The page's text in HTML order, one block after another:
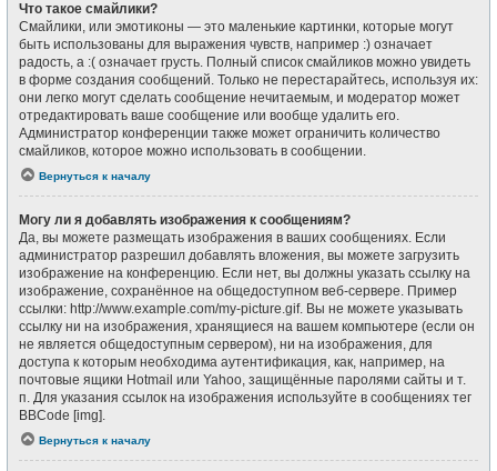
Что такое смайлики?
Смайлики, или эмотиконы — это маленькие картинки, которые могут
быть использованы для выражения чувств, например :) означает
радость, а :( означает грусть. Полный список смайликов можно увидеть
в форме создания сообщений. Только не перестарайтесь, используя их:
они легко могут сделать сообщение нечитаемым, и модератор может
отредактировать ваше сообщение или вообще удалить его.
Администратор конференции также может ограничить количество
смайликов, которое можно использовать в сообщении.
Вернуться к началу
Могу ли я добавлять изображения к сообщениям?
Да, вы можете размещать изображения в ваших сообщениях. Если
администратор разрешил добавлять вложения, вы можете загрузить
изображение на конференцию. Если нет, вы должны указать ссылку на
изображение, сохранённое на общедоступном веб-сервере. Пример
ссылки: http://www.example.com/my-picture.gif. Вы не можете указывать
ссылку ни на изображения, хранящиеся на вашем компьютере (если он
не является общедоступным сервером), ни на изображения, для
доступа к которым необходима аутентификация, как, например, на
почтовые ящики Hotmail или Yahoo, защищённые паролями сайты и т.
п. Для указания ссылок на изображения используйте в сообщениях тег
BBCode [img].
Вернуться к началу